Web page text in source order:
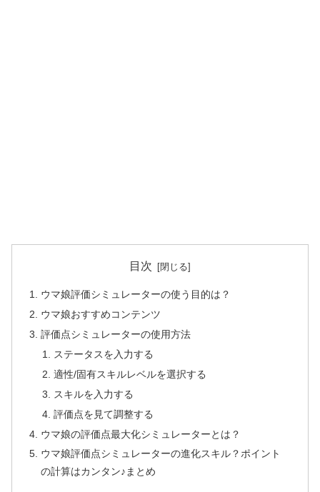
目次
ウマ娘評価シミュレーターの使う目的は？
ウマ娘おすすめコンテンツ
評価点シミュレーターの使用方法
ステータスを入力する
適性/固有スキルレベルを選択する
スキルを入力する
評価点を見て調整する
ウマ娘の評価点最大化シミュレーターとは？
ウマ娘評価点シミュレーターの進化スキル？ポイント
の計算はカンタン♪まとめ